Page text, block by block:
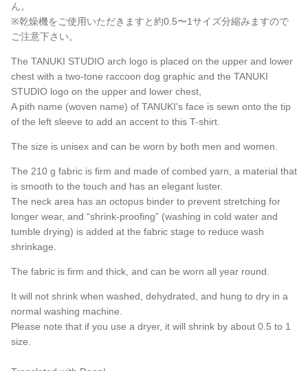
ん。
※乾燥機をご使用いただきますと約0.5〜1サイズ分縮みますので
ご注意下さい。
The TANUKI STUDIO arch logo is placed on the upper and lower
chest with a two-tone raccoon dog graphic and the TANUKI
STUDIO logo on the upper and lower chest,
A pith name (woven name) of TANUKI's face is sewn onto the tip
of the left sleeve to add an accent to this T-shirt.
The size is unisex and can be worn by both men and women.
The 210 g fabric is firm and made of combed yarn, a material that
is smooth to the touch and has an elegant luster.
The neck area has an octopus binder to prevent stretching for
longer wear, and “shrink-proofing” (washing in cold water and
tumble drying) is added at the fabric stage to reduce wash
shrinkage.
The fabric is firm and thick, and can be worn all year round.
It will not shrink when washed, dehydrated, and hung to dry in a
normal washing machine.
Please note that if you use a dryer, it will shrink by about 0.5 to 1
size.